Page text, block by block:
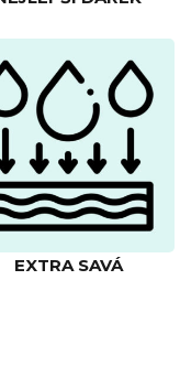
EXTRA SAVÁ